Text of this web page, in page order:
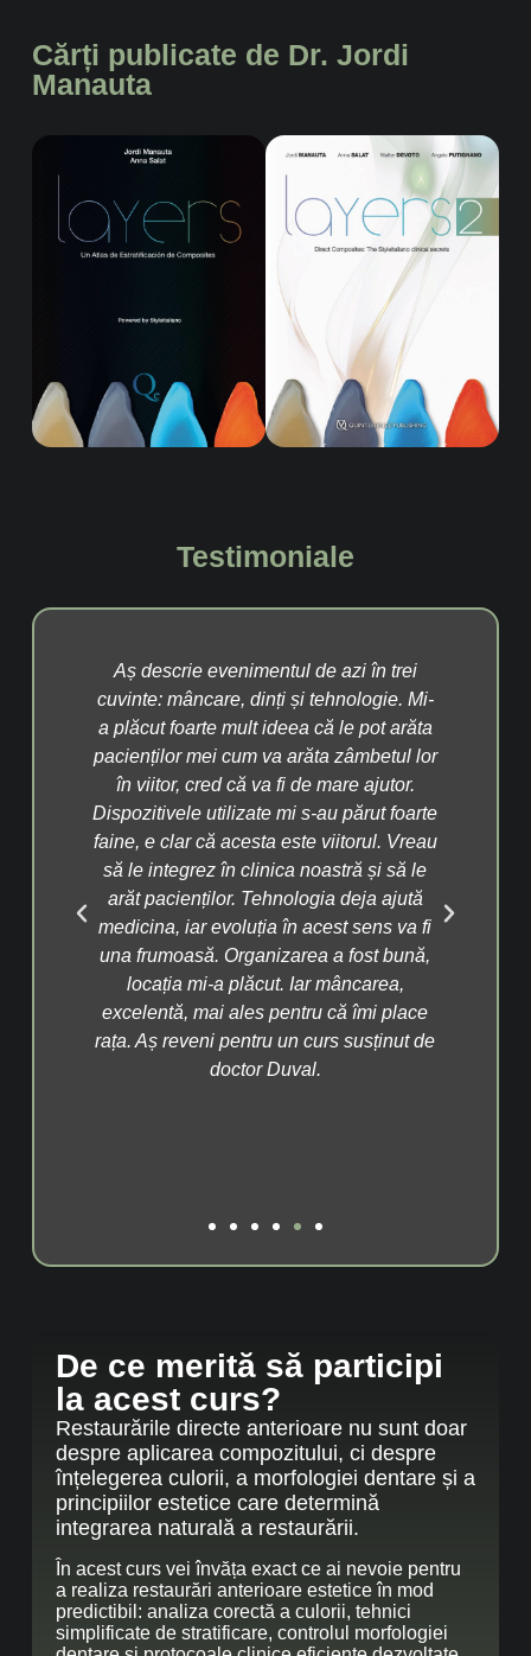
Cărți publicate de Dr. Jordi
Manauta
Testimoniale
Aș descrie evenimentul de azi în trei
cuvinte: mâncare, dinți și tehnologie. Mi-
a plăcut foarte mult ideea că le pot arăta
pacienților mei cum va arăta zâmbetul lor
în viitor, cred că va fi de mare ajutor.
Dispozitivele utilizate mi s-au părut foarte
faine, e clar că acesta este viitorul. Vreau
să le integrez în clinica noastră și să le
arăt pacienților. Tehnologia deja ajută
medicina, iar evoluția în acest sens va fi
una frumoasă. Organizarea a fost bună,
locația mi-a plăcut. Iar mâncarea,
excelentă, mai ales pentru că îmi place
rața. Aș reveni pentru un curs susținut de
doctor Duval.
De ce merită să participi
la acest curs?
Restaurările directe anterioare nu sunt doar
despre aplicarea compozitului, ci despre
înțelegerea culorii, a morfologiei dentare și a
principiilor estetice care determină
integrarea naturală a restaurării.
În acest curs vei învăța exact ce ai nevoie pentru
a realiza restaurări anterioare estetice în mod
predictibil: analiza corectă a culorii, tehnici
simplificate de stratificare, controlul morfologiei